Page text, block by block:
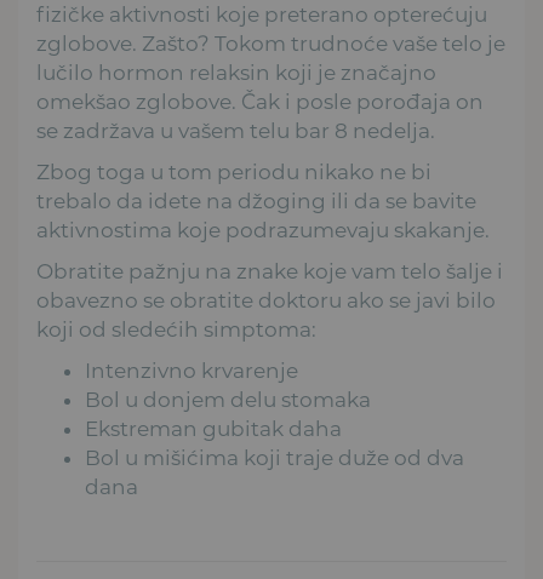
fizičke aktivnosti koje preterano opterećuju
zglobove. Zašto? Tokom trudnoće vaše telo je
lučilo hormon relaksin koji je značajno
omekšao zglobove. Čak i posle porođaja on
se zadržava u vašem telu bar 8 nedelja.
Zbog toga u tom periodu nikako ne bi
trebalo da idete na džoging ili da se bavite
aktivnostima koje podrazumevaju skakanje.
Obratite pažnju na znake koje vam telo šalje i
obavezno se obratite doktoru ako se javi bilo
koji od sledećih simptoma:
Intenzivno krvarenje
Bol u donjem delu stomaka
Ekstreman gubitak daha
Bol u mišićima koji traje duže od dva
dana